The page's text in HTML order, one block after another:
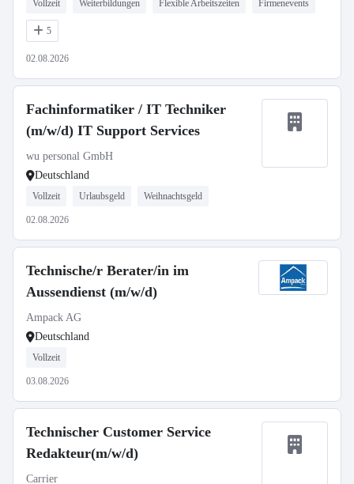
Vollzeit Weiterbildungen Flexible Arbeitszeiten Firmenevents
5
02.08.2026
Fachinformatiker / IT Techniker
(m/w/d) IT Support Services
wu personal GmbH
Deutschland
Vollzeit Urlaubsgeld Weihnachtsgeld
02.08.2026
Technische/r Berater/in im
Aussendienst (m/w/d)
Ampack AG
Deutschland
Vollzeit
03.08.2026
Technischer Customer Service
Redakteur(m/w/d)
Carrier